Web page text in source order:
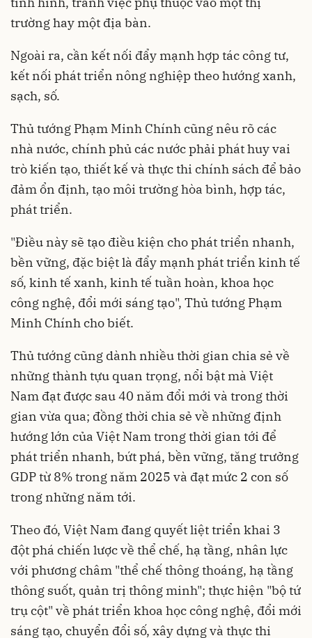
trường hay một địa bàn.
Ngoài ra, cần kết nối đẩy mạnh hợp tác công tư,
kết nối phát triển nông nghiệp theo hướng xanh,
sạch, số.
Thủ tướng Phạm Minh Chính cũng nêu rõ các
nhà nước, chính phủ các nước phải phát huy vai
trò kiến tạo, thiết kế và thực thi chính sách để bảo
đảm ổn định, tạo môi trường hòa bình, hợp tác,
phát triển.
"Điều này sẽ tạo điều kiện cho phát triển nhanh,
bền vững, đặc biệt là đẩy mạnh phát triển kinh tế
số, kinh tế xanh, kinh tế tuần hoàn, khoa học
công nghệ, đổi mới sáng tạo", Thủ tướng Phạm
Minh Chính cho biết.
Thủ tướng cũng dành nhiều thời gian chia sẻ về
những thành tựu quan trọng, nổi bật mà Việt
Nam đạt được sau 40 năm đổi mới và trong thời
gian vừa qua; đồng thời chia sẻ về những định
hướng lớn của Việt Nam trong thời gian tới để
phát triển nhanh, bứt phá, bền vững, tăng trưởng
GDP từ 8% trong năm 2025 và đạt mức 2 con số
trong những năm tới.
Theo đó, Việt Nam đang quyết liệt triển khai 3
đột phá chiến lược về thể chế, hạ tầng, nhân lực
với phương châm "thể chế thông thoáng, hạ tầng
thông suốt, quản trị thông minh"; thực hiện "bộ tứ
trụ cột" về phát triển khoa học công nghệ, đổi mới
sáng tạo, chuyển đổi số, xây dựng và thực thi